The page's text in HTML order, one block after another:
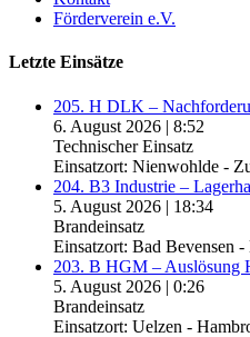
Förderverein e.V.
Letzte Einsätze
205. H DLK –
6. August 2026 | 8:52
Technischer Einsatz
Einsatzort: Nienwohlde -
204. B3 Industrie –
5. August 2026 | 18:34
Brandeinsatz
Einsatzort: Bad Bevensen
203. B HGM – Auslösung
5. August 2026 | 0:26
Brandeinsatz
Einsatzort: Uelzen -